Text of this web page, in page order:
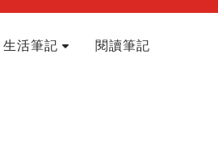
生活筆記
閱讀筆記